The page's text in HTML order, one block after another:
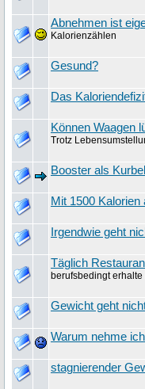
Abnehmen ist
Kalorienzählen
Gesund?
Das
Können Waagen
Trotz
Booster als Kurbel
Mit 1500
Irgendwie geht
Täglich
berufsbedingt
Gewicht geht
Warum nehme
stagnierender